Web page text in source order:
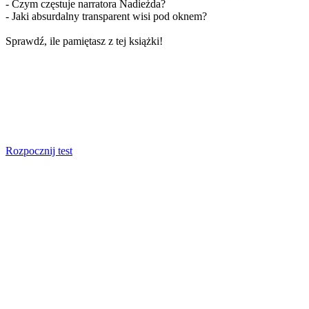
- Czym częstuje narratora Nadieżda?
- Jaki absurdalny transparent wisi pod oknem?
Sprawdź, ile pamiętasz z tej książki!
Rozpocznij test